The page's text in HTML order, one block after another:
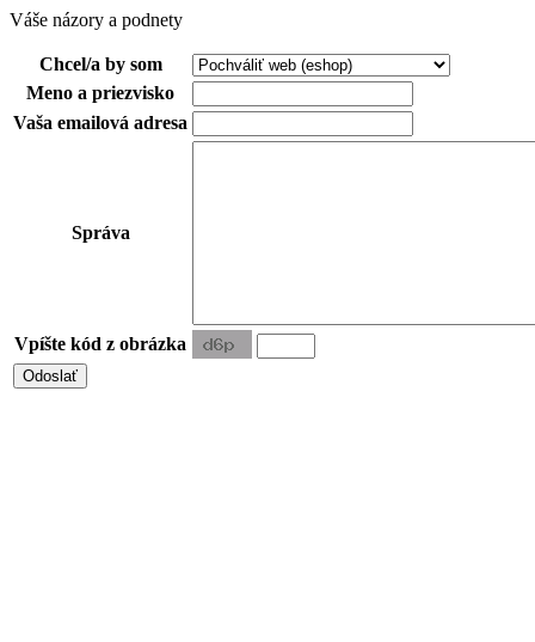
Váše názory a podnety
Chcel/a by som
Meno a priezvisko
Vaša emailová adresa
Správa
Vpíšte kód z obrázka